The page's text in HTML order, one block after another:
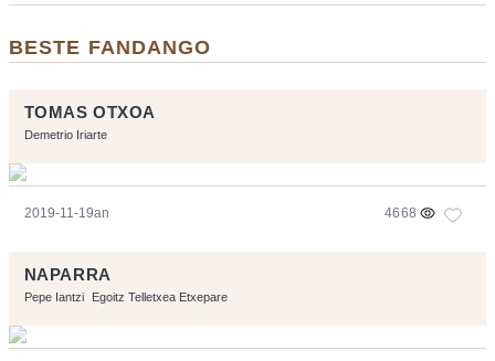
BESTE FANDANGO
TOMAS OTXOA
Demetrio Iriarte
2019-11-19an 4668
NAPARRA
Pepe Iantzi Egoitz Telletxea Etxepare